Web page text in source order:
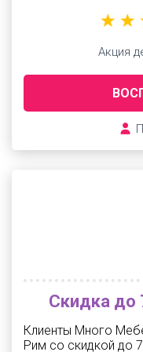
Акция
Скидка до
Клиенты Много
Рим со скидкой до